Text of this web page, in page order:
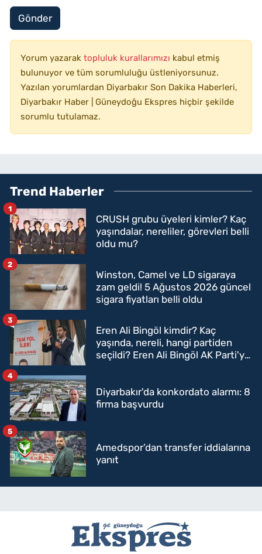
Gönder
Yorum yazarak topluluk kurallarımızı kabul etmiş
bulunuyor ve tüm sorumluluğu üstleniyorsunuz.
Yazılan yorumlardan Diyarbakır Son Dakika Haberleri,
Diyarbakır Haber | Güneydoğu Ekspres hiçbir şekilde
sorumlu tutulamaz.
Trend Haberler
CRUSH grubu üyeleri kimler? Kaç
yaşındalar, nereliler, görevleri belli
oldu mu?
1
Winston, Camel ve LD sigaraya
zam geldi! 5 Ağustos 2026 güncel
sigara fiyatları belli oldu
2
Eren Ali Bingöl kimdir? Kaç
yaşında, nereli, hangi partiden
seçildi? Eren Ali Bingöl AK Parti'ye
3
Diyarbakır'da konkordato alarmı: 8
firma başvurdu
4
Amedspor’dan transfer iddialarına
yanıt
5